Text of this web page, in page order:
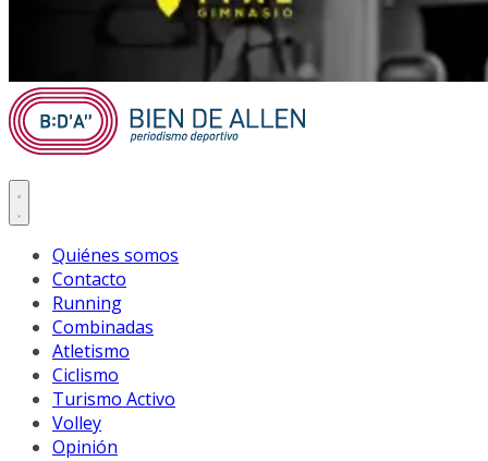
Quiénes somos
Contacto
Running
Combinadas
Atletismo
Ciclismo
Turismo Activo
Volley
Opinión